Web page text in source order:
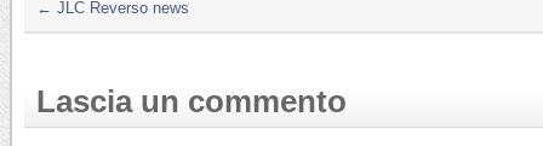
← JLC Reverso news
Lascia un commento